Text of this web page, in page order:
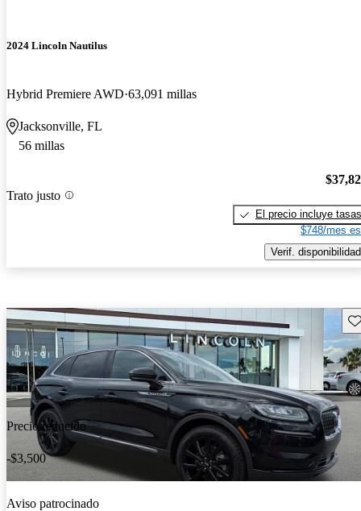
2024 Lincoln Nautilus
Hybrid Premiere AWD 63,091 millas
Jacksonville, FL
56 millas
Trato justo
El precio incluye tasas
$748/mes
Verif. disponibilidad
Precio reducido
-$3,500
Aviso patrocinado